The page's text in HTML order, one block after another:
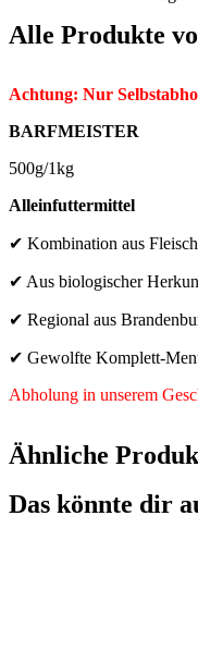
Alle Produkte
Achtung: Nur
BARFMEISTER
500g/1kg
Alleinfuttermittel
✔ Kombination aus
✔ Aus biologischer
✔ Regional aus
✔ Gewolfte Komplett-
Abholung in unserem
Ähnliche
Das könnte dir